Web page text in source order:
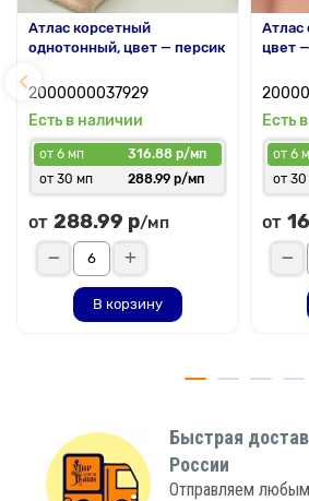
Атлас корсетный
однотонный, цвет — персик
2000000037929
Есть в наличии
от 6 мп
316.88 р/мп
от 30 мп
288.99 р/мп
от 288.99 р/мп
В корзину
Атлас
цвет
Есть
от 6
от
от
Быстрая
России
Отправляем